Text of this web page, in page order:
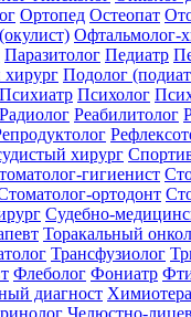
Ортопед Остеопат
Офтальмолог-
Паразитолог Педиатр
хирург Подолог
Психиатр Психолог
Радиолог Реабилитолог
хирург
гигиенист
ортодонт
Судебно-
Торакальный
Трансфузиолог
Флеболог Фониатр
диагност
Челюстно-